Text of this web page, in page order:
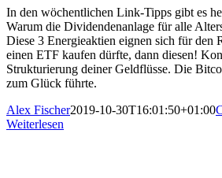
In den wöchentlichen Link-Tipps gibt es
Warum die Dividendenanlage für alle
Diese 3 Energieaktien eignen sich für den
einen ETF kaufen dürfte, dann diesen!
Strukturierung deiner Geldflüsse. Die
zum Glück führte.
Alex Fischer2019-10-30T16:01:50+01:00
Weiterlesen